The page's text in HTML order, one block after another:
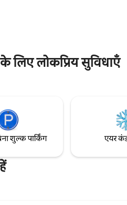
लिए लोकप्रिय सुविधाएँ
शुल्क पार्किंग एयर